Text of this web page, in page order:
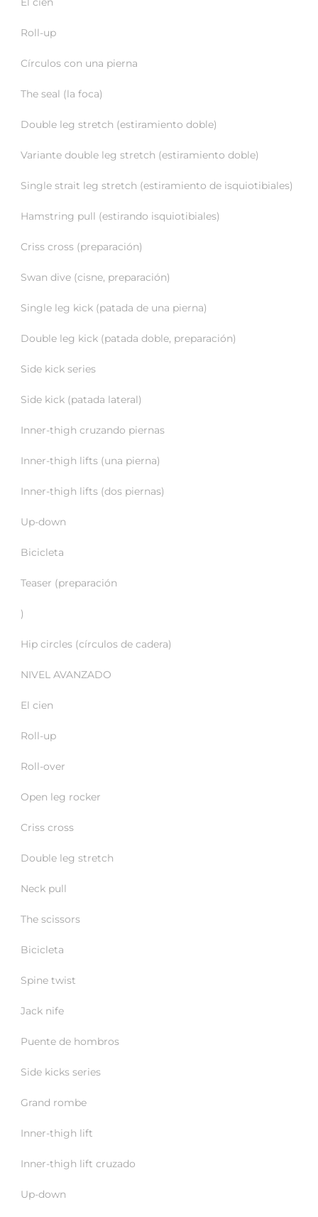
Roll-up
Círculos con una pierna
The seal (la foca)
Double leg stretch (estiramiento doble)
Variante double leg stretch (estiramiento doble)
Single strait leg stretch (estiramiento de isquiotibiales)
Hamstring pull (estirando isquiotibiales)
Criss cross (preparación)
Swan dive (cisne, preparación)
Single leg kick (patada de una pierna)
Double leg kick (patada doble, preparación)
Side kick series
Side kick (patada lateral)
Inner-thigh cruzando piernas
Inner-thigh lifts (una pierna)
Inner-thigh lifts (dos piernas)
Up-down
Bicicleta
Teaser (preparación
)
Hip circles (círculos de cadera)
NIVEL AVANZADO
El cien
Roll-up
Roll-over
Open leg rocker
Criss cross
Double leg stretch
Neck pull
The scissors
Bicicleta
Spine twist
Jack nife
Puente de hombros
Side kicks series
Grand rombe
Inner-thigh lift
Inner-thigh lift cruzado
Up-down